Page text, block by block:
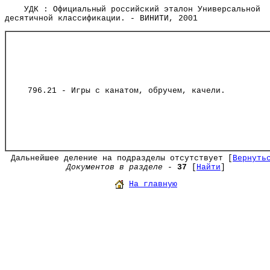
УДК : Официальный российский эталон Универсальной
десятичной классификации. - ВИНИТИ, 2001
796.21 - Игры с канатом, обручем, качели.
Дальнейшее деление на подразделы отсутствует [
Документов в разделе - 37 Найти
На главную